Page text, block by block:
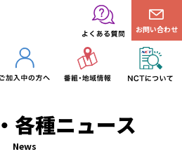
お問い合わせ
各種ニュース
News